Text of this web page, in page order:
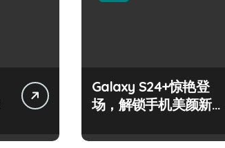
Galaxy S24+惊艳登
场，解锁手机美颜新境